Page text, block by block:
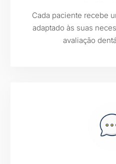
Cada paciente recebe
adaptado às suas
avaliação